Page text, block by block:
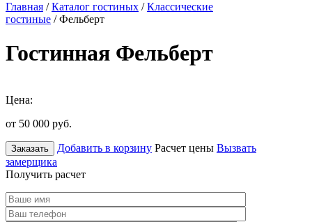
Главная /Каталог гостиных /Классические
гостиные / Фельберт
Гостинная Фельберт
Цена:
от 50 000 руб.
Заказать Добавить в корзину Расчет цены Вызвать
замерщика
Получить расчет